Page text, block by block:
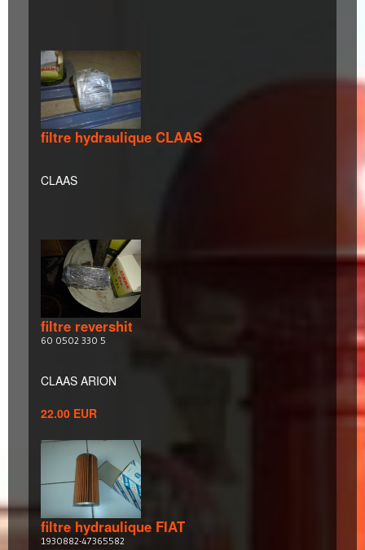
filtre hydraulique CLAAS
CLAAS
filtre revershit
60 0502 330 5
CLAAS ARION
22.00 EUR
filtre hydraulique FIAT
1930882-47365582